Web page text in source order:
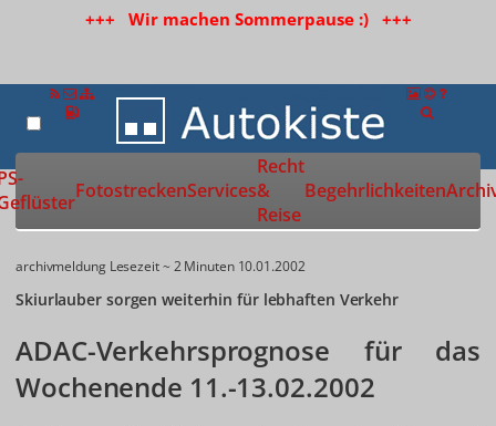
+++ Wir machen Sommerpause :) +++
Zur Startseite
FotostreckenServices
Recht
&
Reise
Begehrlichkeiten
archivmeldung Lesezeit ~ 2 Minuten 10.01.2002
Skiurlauber sorgen weiterhin für lebhaften Verkehr
ADAC-Verkehrsprognose für das
Wochenende 11.-13.02.2002